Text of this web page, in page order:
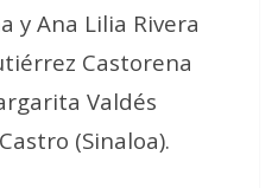
y Ana Lilia Rivera
Castorena
Valdés
(Sinaloa).